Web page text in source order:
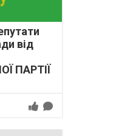
від
ПАРТІЇ